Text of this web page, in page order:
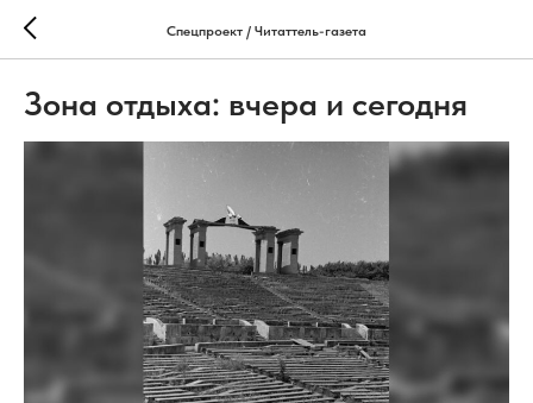
Спецпроект / Читаттель-газета
Зона отдыха: вчера и сегодня